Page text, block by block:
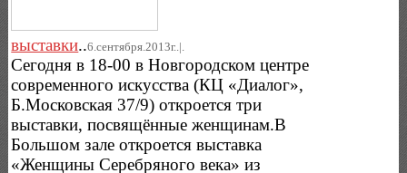
выставки..6.сентября.2013г..|.
Сегодня в 18-00 в Новгородском центре
современного искусства (КЦ «Диалог»,
Б.Московская 37/9) откроется три
выставки, посвящённые женщинам.В
Большом зале откроется выставка
«Женщины Серебряного века» из